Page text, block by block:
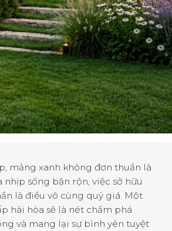
mảng xanh không đơn thuần là
nhịp sống bận rộn, việc sở hữu
là điều vô cùng quý giá. Một
hài hòa sẽ là nét chấm phá
và mang lại sự bình yên tuyệt